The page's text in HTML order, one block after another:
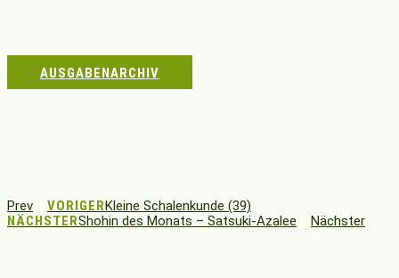
AUSGABENARCHIV
Prev VORIGERKleine Schalenkunde (39)
NÄCHSTERShohin des Monats – Satsuki-Azalee Nächster